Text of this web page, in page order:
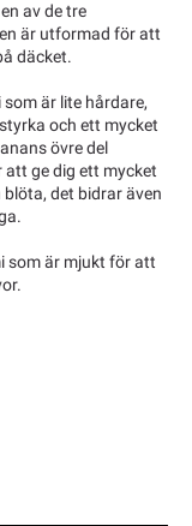
av de tre
är utformad för att
däcket.
är lite hårdare,
och ett mycket
övre del
ge dig ett mycket
det bidrar även
som är mjukt för att